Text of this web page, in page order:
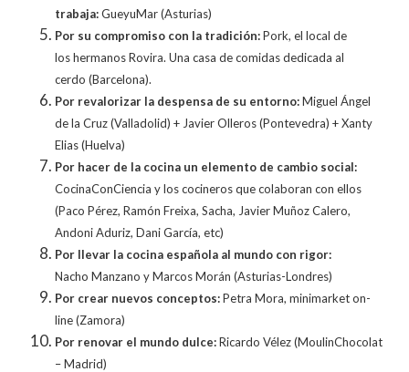
trabaja:GueyuMar (Asturias)
Por su compromiso con la tradición:Pork, el local de
loshermanos Rovira. Una casa de comidas dedicada al
cerdo (Barcelona).
Por revalorizar la despensa de su entorno:Miguel Ángel
dela Cruz (Valladolid) + Javier Olleros (Pontevedra) + Xanty
Elias(Huelva)
Por hacer de la cocina un elemento de cambio social:
CocinaConCiencia y los cocineros que colaboran con ellos
(Paco Pérez, Ramón Freixa, Sacha, Javier Muñoz Calero,
Andoni Aduriz, Dani García, etc)
Por llevar la cocina española al mundo con rigor:
Nacho Manzano y Marcos Morán (Asturias-Londres)
Por crear nuevos conceptos:Petra Mora, minimarket on-
line(Zamora)
Por renovar el mundo dulce:Ricardo Vélez (MoulinChocolat
–Madrid)